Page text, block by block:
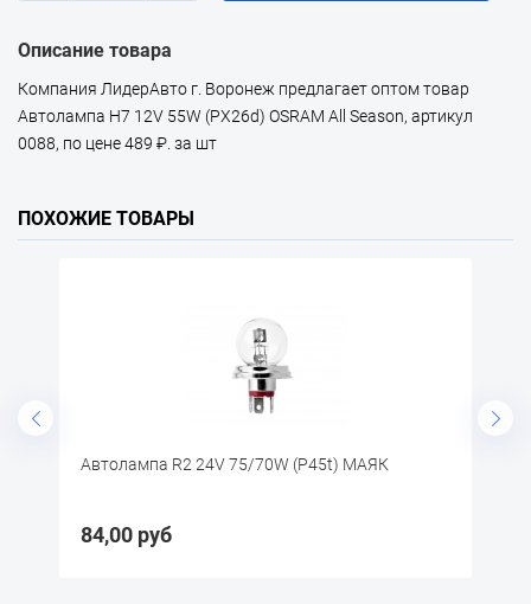
Описание товара
Компания ЛидерАвто г. Воронеж предлагает оптом товар
Автолампа H7 12V 55W (PX26d) OSRAM All Season, артикул
0088, по цене 489 ₽. за шт
ПОХОЖИЕ ТОВАРЫ
Автолампа R2 24V 75/70W (P45t) МАЯК
84,00 руб